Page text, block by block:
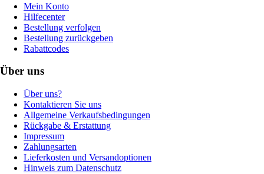
Mein Konto
Hilfecenter
Bestellung verfolgen
Bestellung zurückgeben
Rabattcodes
Über uns
Über uns?
Kontaktieren Sie uns
Allgemeine Verkaufsbedingungen
Rückgabe & Erstattung
Impressum
Zahlungsarten
Lieferkosten und Versandoptionen
Hinweis zum Datenschutz